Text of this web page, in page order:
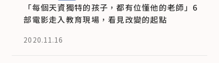
「每個天資獨特的孩子，都有位懂他的老師」6
部電影走入教育現場，看見改變的起點
2020.11.16